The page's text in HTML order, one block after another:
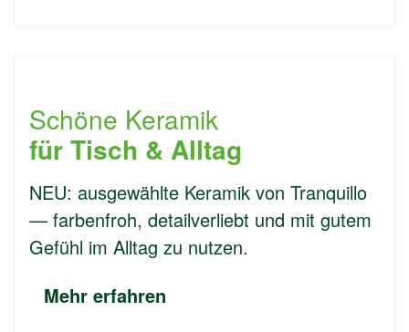
Schöne Keramik
für Tisch & Alltag
NEU: ausgewählte Keramik von Tranquillo
— farbenfroh, detailverliebt und mit gutem
Gefühl im Alltag zu nutzen.
Mehr erfahren